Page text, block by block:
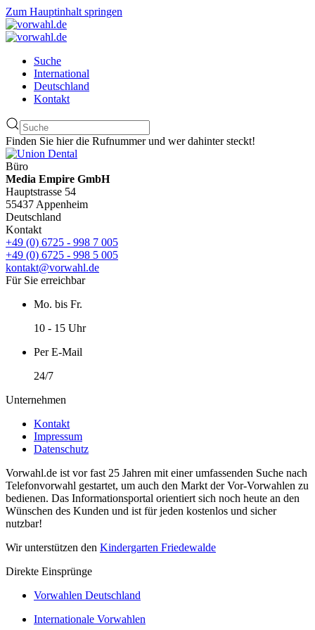
Zum Hauptinhalt springen
Suche
International
Deutschland
Kontakt
Finden Sie hier die Rufnummer und wer dahinter steckt!
Büro
Media Empire GmbH
Hauptstrasse 54
55437 Appenheim
Deutschland
Kontakt
+49 (0) 6725 - 998 7 005
+49 (0) 6725 - 998 5 005
kontakt@vorwahl.de
Für Sie erreichbar
Mo. bis Fr.
10 - 15 Uhr
Per E-Mail
24/7
Unternehmen
Kontakt
Impressum
Datenschutz
Vorwahl.de ist vor fast 25 Jahren mit einer umfassenden Suche nach
Telefonvorwahl gestartet, um auch den Markt der Vor-Vorwahlen zu
bedienen. Das Informationsportal orientiert sich noch heute an den
Wünschen des Kunden und ist für jeden kostenlos und sicher
nutzbar!
Wir unterstützen den Kindergarten Friedewalde
Direkte Einsprünge
Vorwahlen Deutschland
Internationale Vorwahlen